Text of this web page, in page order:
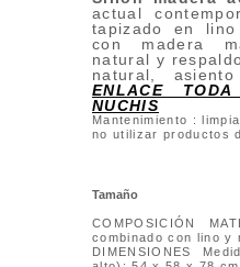
actual
tapizado en
con madera
natural y
natural,
ENLACE
NUCHIS
Mantenimiento :
no utilizar productos
Tamaño
COMPOSICIÓN
combinado con lino y
DIMENSIONES